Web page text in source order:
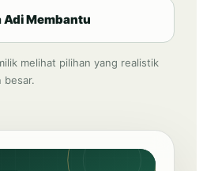
Adi Membantu
melihat pilihan yang realistik
besar.